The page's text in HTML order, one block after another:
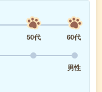
50代
60代
男性